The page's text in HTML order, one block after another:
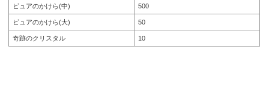
ピュアのかけら(中) 500
ピュアのかけら(大) 50
奇跡のクリスタル 10